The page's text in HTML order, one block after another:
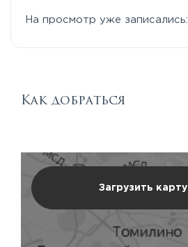
На просмотр уже записались:
Как добраться
Загрузить карту